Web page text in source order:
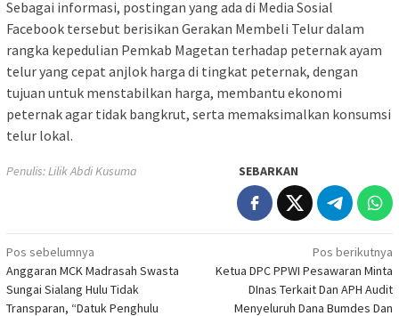
Sebagai informasi, postingan yang ada di Media Sosial
Facebook tersebut berisikan Gerakan Membeli Telur dalam
rangka kepedulian Pemkab Magetan terhadap peternak ayam
telur yang cepat anjlok harga di tingkat peternak, dengan
tujuan untuk menstabilkan harga, membantu ekonomi
peternak agar tidak bangkrut, serta memaksimalkan konsumsi
telur lokal.
Penulis: Lilik Abdi Kusuma SEBARKAN
Navigasi
pos
Pos sebelumnya
Anggaran MCK Madrasah Swasta
Sungai Sialang Hulu Tidak
Transparan, “Datuk Penghulu
Pos berikutnya
Ketua DPC PPWI Pesawaran Minta
DInas Terkait Dan APH Audit
Menyeluruh Dana Bumdes Dan